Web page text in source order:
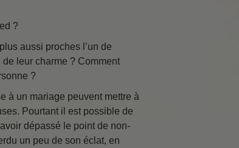
?
aussi proches l’un de
leur charme ? Comment
?
à un mariage peuvent mettre à
Pourtant il est possible de
dépassé le point de non-
un peu de son éclat, en